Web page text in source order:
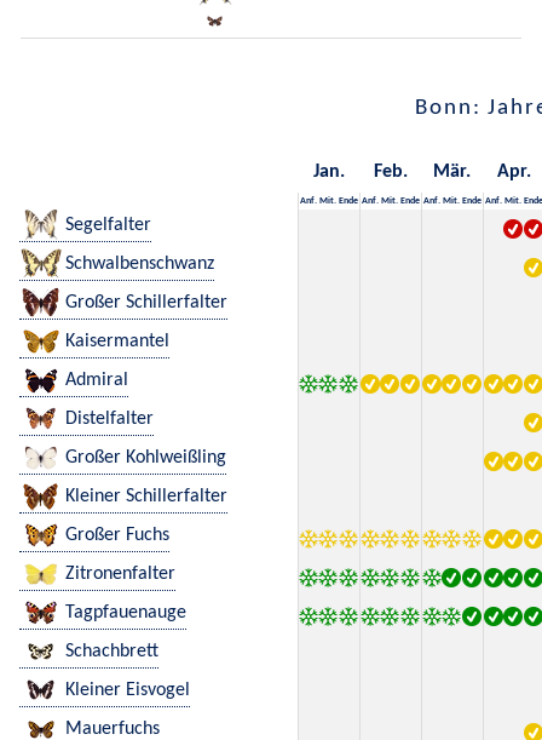
Bonn:
Jan. Feb. Mär. Apr.
Anf. Mit. Ende Anf. Mit. Ende Anf. Mit. Ende Anf. Mit. Ende
Segelfalter
Schwalbenschwanz
Großer Schillerfalter
Kaisermantel
Admiral
Distelfalter
Großer Kohlweißling
Kleiner Schillerfalter
Großer Fuchs
Zitronenfalter
Tagpfauenauge
Schachbrett
Kleiner Eisvogel
Mauerfuchs